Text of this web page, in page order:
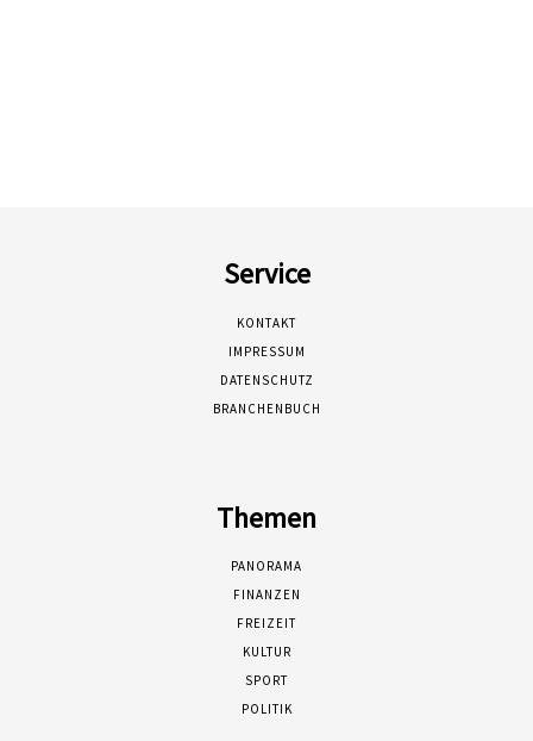
Service
KONTAKT
IMPRESSUM
DATENSCHUTZ
BRANCHENBUCH
Themen
PANORAMA
FINANZEN
FREIZEIT
KULTUR
SPORT
POLITIK